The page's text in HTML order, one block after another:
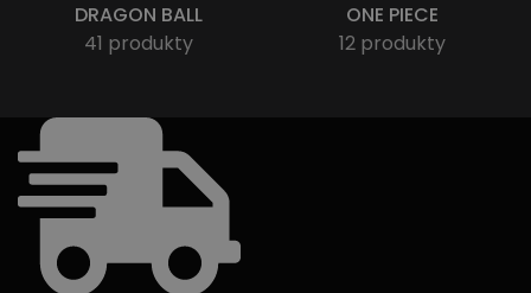
DRAGON BALL
41 produkty
ONE PIECE
12 produkty